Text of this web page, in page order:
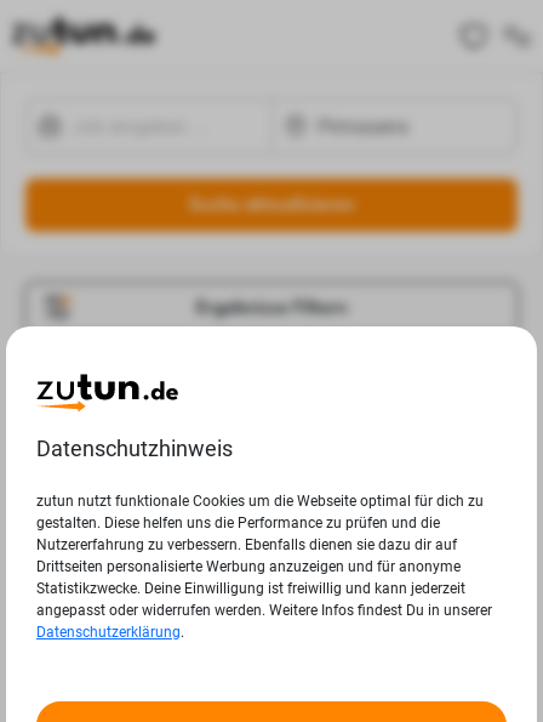
Suche aktualisieren
Ergebnisse Filtern
Jobangebote
Ergebnisse.
« »
Datenschutzhinweis
zutun nutzt funktionale Cookies um die Webseite optimal für dich zu
gestalten. Diese helfen uns die Performance zu prüfen und die
Nutzererfahrung zu verbessern. Ebenfalls dienen sie dazu dir auf
Drittseiten personalisierte Werbung anzuzeigen und für anonyme
Statistikzwecke. Deine Einwilligung ist freiwillig und kann jederzeit
angepasst oder widerrufen werden. Weitere Infos findest Du in unserer
Datenschutzerklärung.